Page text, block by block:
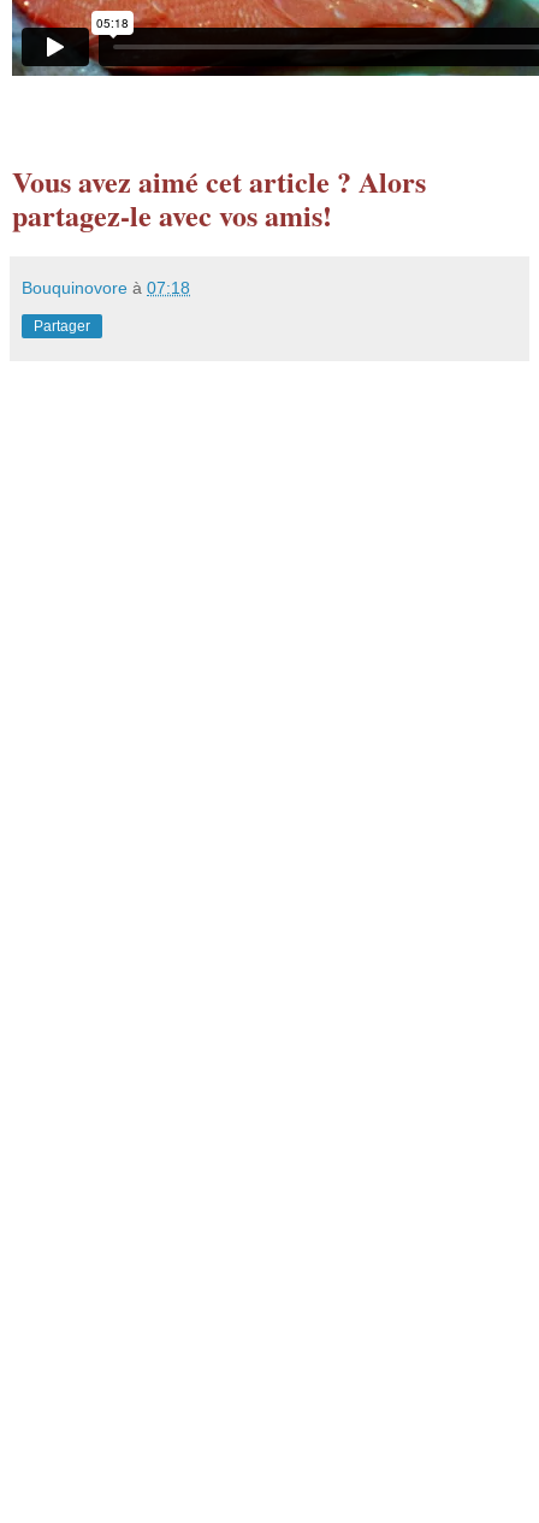
Vous avez aimé cet article ? Alors
partagez-le avec vos amis!
Bouquinovore à 07:18
Partager